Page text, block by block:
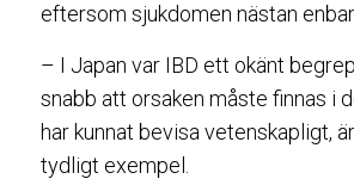
eftersom sjukdomen nästan
– I Japan var IBD ett okänt
snabb att orsaken måste finnas i
har kunnat bevisa vetenskapligt,
tydligt exempel.